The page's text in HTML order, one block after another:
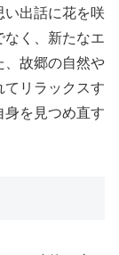
い出話に花を咲
なく、新たなエ
、故郷の自然や
てリラックスす
身を見つめ直す